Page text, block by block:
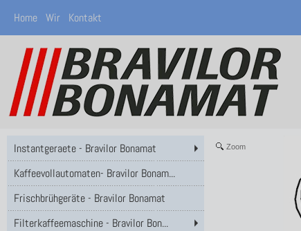
Home Wir Kontakt
Instantgeraete - Bravilor Bonamat
Kaffeevollautomaten- Bravilor Bonam...
Frischbrühgeräte - Bravilor Bonamat
Filterkaffeemaschine - Bravilor Bon...
Zoom